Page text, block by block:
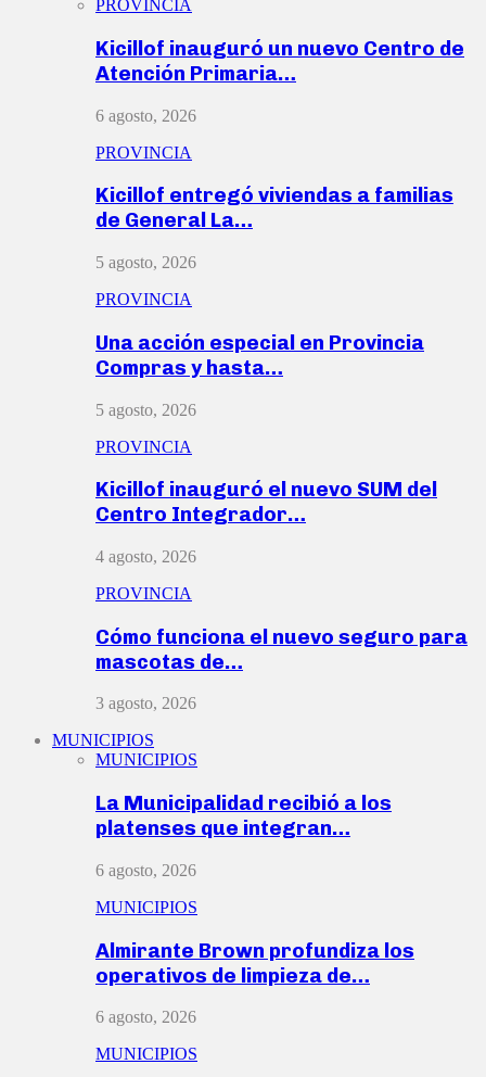
PROVINCIA
Kicillof inauguró un nuevo Centro de
Atención Primaria…
6 agosto, 2026
PROVINCIA
Kicillof entregó viviendas a familias
de General La…
5 agosto, 2026
PROVINCIA
Una acción especial en Provincia
Compras y hasta…
5 agosto, 2026
PROVINCIA
Kicillof inauguró el nuevo SUM del
Centro Integrador…
4 agosto, 2026
PROVINCIA
Cómo funciona el nuevo seguro para
mascotas de…
3 agosto, 2026
MUNICIPIOS
MUNICIPIOS
La Municipalidad recibió a los
platenses que integran…
6 agosto, 2026
MUNICIPIOS
Almirante Brown profundiza los
operativos de limpieza de…
6 agosto, 2026
MUNICIPIOS